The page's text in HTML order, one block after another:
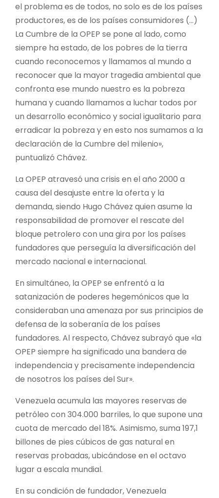
el problema es de todos, no solo es de los países
productores, es de los países consumidores (…)
La Cumbre de la OPEP se pone al lado, como
siempre ha estado, de los pobres de la tierra
cuando reconocemos y llamamos al mundo a
reconocer que la mayor tragedia ambiental que
confronta ese mundo nuestro es la pobreza
humana y cuando llamamos a luchar todos por
un desarrollo económico y social igualitario para
erradicar la pobreza y en esto nos sumamos a la
declaración de la Cumbre del milenio»,
puntualizó Chávez.
La OPEP atravesó una crisis en el año 2000 a
causa del desajuste entre la oferta y la
demanda, siendo Hugo Chávez quien asume la
responsabilidad de promover el rescate del
bloque petrolero con una gira por los países
fundadores que perseguía la diversificación del
mercado nacional e internacional.
En simultáneo, la OPEP se enfrentó a la
satanización de poderes hegemónicos que la
consideraban una amenaza por sus principios de
defensa de la soberanía de los países
fundadores. Al respecto, Chávez subrayó que «la
OPEP siempre ha significado una bandera de
independencia y precisamente independencia
de nosotros los países del Sur».
Venezuela acumula las mayores reservas de
petróleo con 304.000 barriles, lo que supone una
cuota de mercado del 18%. Asimismo, suma 197,1
billones de pies cúbicos de gas natural en
reservas probadas, ubicándose en el octavo
lugar a escala mundial.
En su condición de fundador, Venezuela